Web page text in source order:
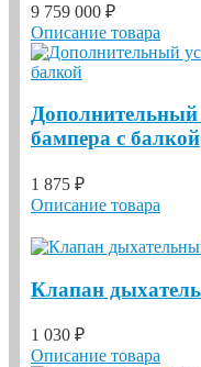
9 759 000 ₽
Описание товара
Дополнительный
бампера с балкой
1 875 ₽
Описание товара
Клапан
1 030 ₽
Описание товара